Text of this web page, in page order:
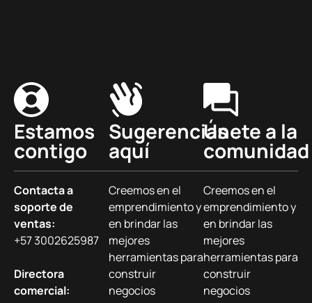
Estamos
contigo
Contacta a
soporte de
ventas:
+57 3002625987
Directora
comercial:
Sugerencias
aquí
Creemos en el
emprendimiento y
en brindar las
mejores
herramientas para
construir
negocios
Únete a la
comunidad
Creemos en el
emprendimiento y
en brindar las
mejores
herramientas para
construir
negocios